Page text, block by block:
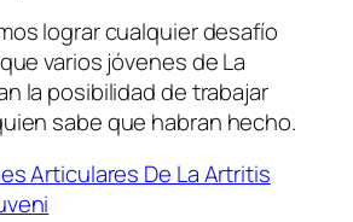
lograr cualquier desafío
varios jóvenes de La
la posibilidad de trabajar
sabe que habran hecho.
Articulares De La Artritis